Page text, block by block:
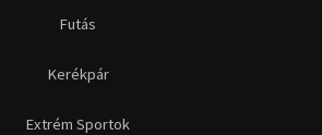
Futás
Kerékpár
Extrém Sportok